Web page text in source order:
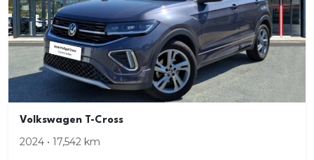
Volkswagen T-Cross
2024 • 17,542 km